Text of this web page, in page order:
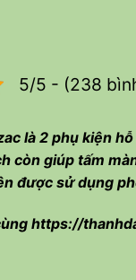
5/5 - (238
là 2 phụ kiện
còn giúp tấm
được sử dụng
https://